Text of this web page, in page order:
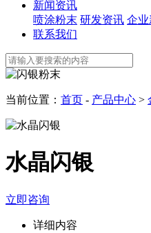
新闻资讯
喷涂粉末 研发资讯 企业
联系我们
当前位置： 首页 - 产品中心 >
水晶闪银
立即咨询
详细内容